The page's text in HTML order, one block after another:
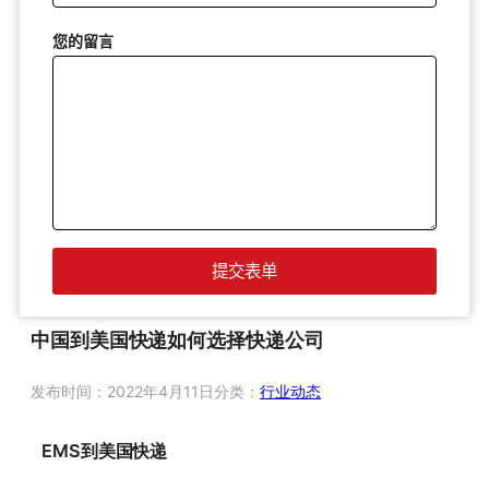
您的留言
中国到美国快递如何选择快递公司
发布时间： 2022年4月11日分类： 行业动态
EMS到美国快递